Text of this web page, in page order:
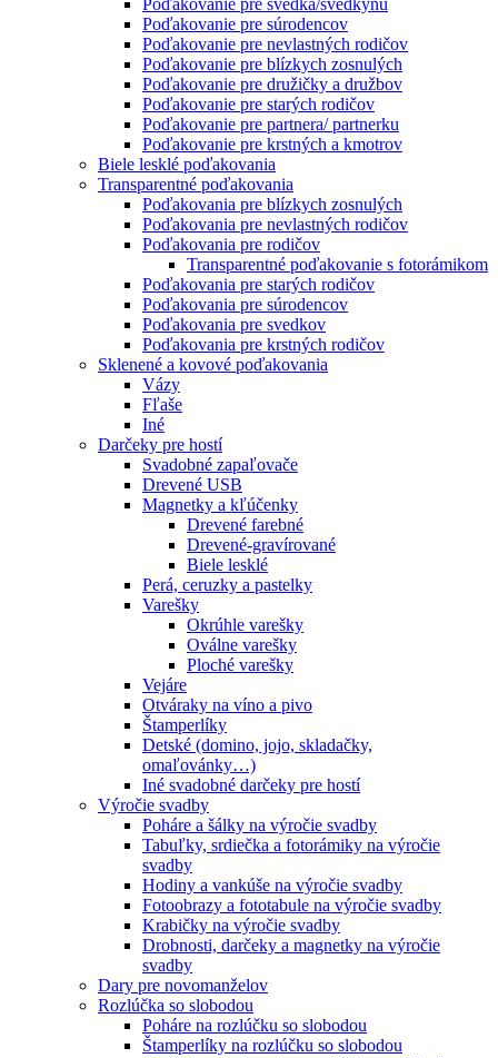
Poďakovanie pre svedka/svedkyňu
Poďakovanie pre súrodencov
Poďakovanie pre nevlastných rodičov
Poďakovanie pre blízkych zosnulých
Poďakovanie pre družičky a družbov
Poďakovanie pre starých rodičov
Poďakovanie pre partnera/ partnerku
Poďakovanie pre krstných a kmotrov
Biele lesklé poďakovania
Transparentné poďakovania
Poďakovania pre blízkych zosnulých
Poďakovania pre nevlastných rodičov
Poďakovania pre rodičov
Transparentné poďakovanie s fotorámikom
Poďakovania pre starých rodičov
Poďakovania pre súrodencov
Poďakovania pre svedkov
Poďakovania pre krstných rodičov
Sklenené a kovové poďakovania
Vázy
Fľaše
Iné
Darčeky pre hostí
Svadobné zapaľovače
Drevené USB
Magnetky a kľúčenky
Drevené farebné
Drevené-gravírované
Biele lesklé
Perá, ceruzky a pastelky
Varešky
Okrúhle varešky
Oválne varešky
Ploché varešky
Vejáre
Otváraky na víno a pivo
Štamperlíky
Detské (domino, jojo, skladačky,
omaľovánky…)
Iné svadobné darčeky pre hostí
Výročie svadby
Poháre a šálky na výročie svadby
Tabuľky, srdiečka a fotorámiky na výročie
svadby
Hodiny a vankúše na výročie svadby
Fotoobrazy a fototabule na výročie svadby
Krabičky na výročie svadby
Drobnosti, darčeky a magnetky na výročie
svadby
Dary pre novomanželov
Rozlúčka so slobodou
Poháre na rozlúčku so slobodou
Štamperlíky na rozlúčku so slobodou